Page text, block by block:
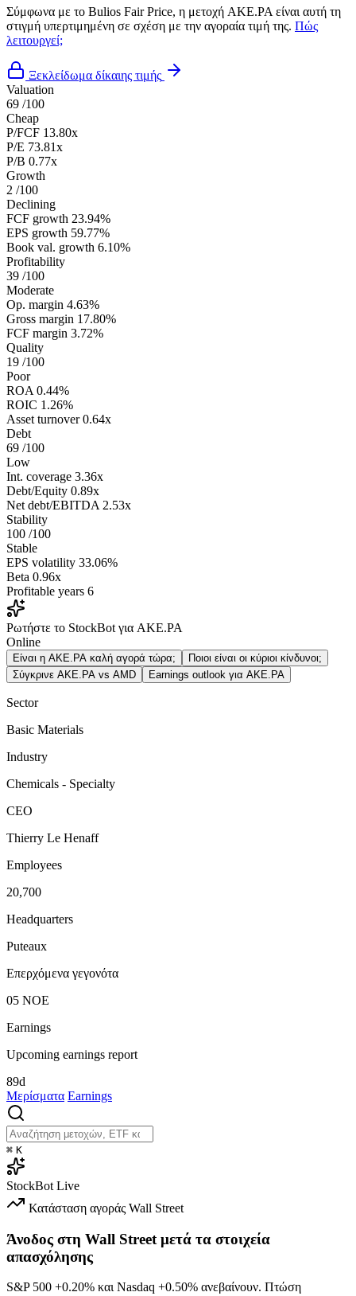
Σύμφωνα με το Bulios Fair Price, η μετοχή AKE.PA είναι αυτή τη
στιγμή υπερτιμημένη σε σχέση με την αγοραία τιμή της. Πώς
λειτουργεί;
Ξεκλείδωμα δίκαιης τιμής
Valuation
69 /100
Cheap
P/FCF 13.80x
P/E 73.81x
P/B 0.77x
Growth
2 /100
Declining
FCF growth 23.94%
EPS growth 59.77%
Book val. growth 6.10%
Profitability
39 /100
Moderate
Op. margin 4.63%
Gross margin 17.80%
FCF margin 3.72%
Quality
19 /100
Poor
ROA 0.44%
ROIC 1.26%
Asset turnover 0.64x
Debt
69 /100
Low
Int. coverage 3.36x
Debt/Equity 0.89x
Net debt/EBITDA 2.53x
Stability
100 /100
Stable
EPS volatility 33.06%
Beta 0.96x
Profitable years 6
Ρωτήστε το StockBot για AKE.PA
Online
Είναι η AKE.PA καλή αγορά τώρα;
Ποιοι είναι οι κύριοι κίνδυνοι;
Σύγκρινε AKE.PA vs AMD
Earnings outlook για AKE.PA
Sector
Basic Materials
Industry
Chemicals - Specialty
CEO
Thierry Le Henaff
Employees
20,700
Headquarters
Puteaux
Επερχόμενα γεγονότα
05 ΝΟΕ
Earnings
Upcoming earnings report
89d
Μερίσματα Earnings
⌘ K
StockBot Live
Κατάσταση αγοράς Wall Street
Άνοδος στη Wall Street μετά τα στοιχεία
απασχόλησης
S&P 500 +0.20% και Nasdaq +0.50% ανεβαίνουν. Πτώση